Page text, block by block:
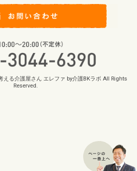
える介護屋さん エレファ by介護BKラボ All Rights
Reserved.